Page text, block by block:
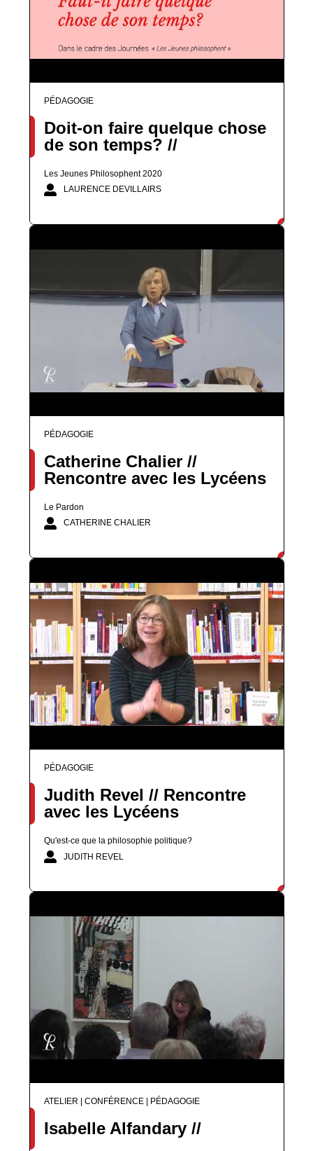
PÉDAGOGIE
Doit-on faire quelque chose
de son temps? //
Les Jeunes Philosophent 2020
LAURENCE DEVILLAIRS
PÉDAGOGIE
Catherine Chalier //
Rencontre avec les Lycéens
Le Pardon
CATHERINE CHALIER
PÉDAGOGIE
Judith Revel // Rencontre
avec les Lycéens
Qu'est-ce que la philosophie politique?
JUDITH REVEL
ATELIER | CONFÉRENCE | PÉDAGOGIE
Isabelle Alfandary //